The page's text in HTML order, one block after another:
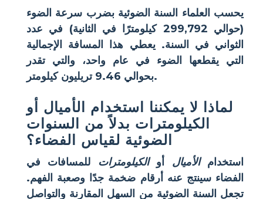
يحسب العلماء السنة الضوئية بضرب سرعة الضوء
(حوالي 299,792 كيلومترًا في الثانية) في عدد
الثواني في السنة. يعطي هذا المسافة الإجمالية
التي يقطعها الضوء في عام واحد، والتي تقدر
بحوالي 9.46 تريليون كيلومتر.
لماذا لا يمكننا استخدام الأميال أو
الكيلومترات بدلاً من السنوات
الضوئية لقياس الفضاء؟
استخدامالأميال أوالكيلومترات للمسافات في
الفضاء سينتج عنه أرقام ضخمة جدًا وصعبة الفهم.
تجعل السنة الضوئية من السهل المقارنة والتواصل